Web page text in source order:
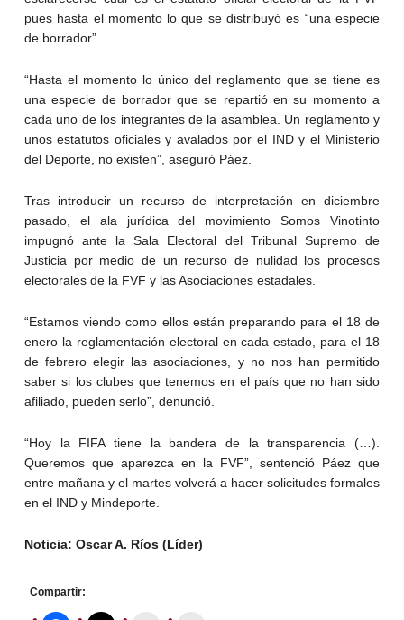
pues hasta el momento lo que se distribuyó es “una especie
de borrador”.
“Hasta el momento lo único del reglamento que se tiene es
una especie de borrador que se repartió en su momento a
cada uno de los integrantes de la asamblea. Un reglamento y
unos estatutos oficiales y avalados por el IND y el Ministerio
del Deporte, no existen”, aseguró Páez.
Tras introducir un recurso de interpretación en diciembre
pasado, el ala jurídica del movimiento Somos Vinotinto
impugnó ante la Sala Electoral del Tribunal Supremo de
Justicia por medio de un recurso de nulidad los procesos
electorales de la FVF y las Asociaciones estadales.
“Estamos viendo como ellos están preparando para el 18 de
enero la reglamentación electoral en cada estado, para el 18
de febrero elegir las asociaciones, y no nos han permitido
saber si los clubes que tenemos en el país que no han sido
afiliado, pueden serlo”, denunció.
“Hoy la FIFA tiene la bandera de la transparencia (…).
Queremos que aparezca en la FVF”, sentenció Páez que
entre mañana y el martes volverá a hacer solicitudes formales
en el IND y Mindeporte.
Noticia: Oscar A. Ríos (Líder)
Compartir: